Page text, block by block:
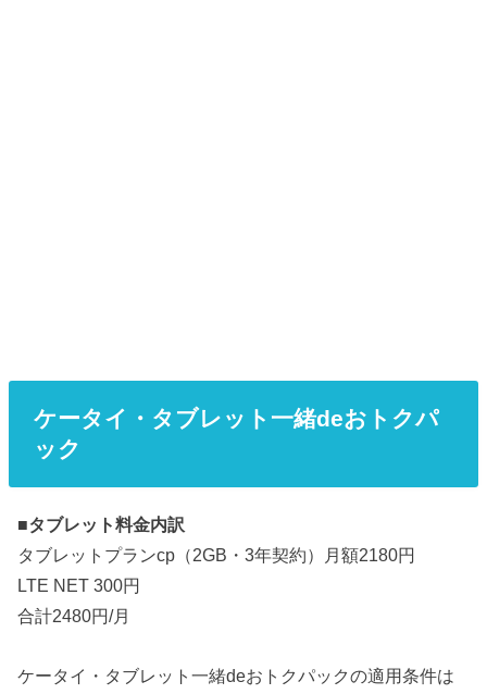
ケータイ・タブレット一緒deおトクパ
ック
■タブレット料金内訳
タブレットプランcp（2GB・3年契約）月額2180円
LTE NET 300円
合計2480円/月
ケータイ・タブレット一緒deおトクパックの適用条件は